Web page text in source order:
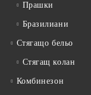
Прашки
Бразилиани
Стягащо бельо
Стягащ колан
Комбинезон